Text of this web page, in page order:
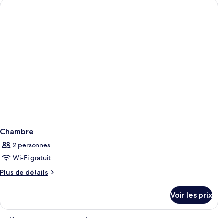
de
Chambre
2 personnes
Wi-Fi gratuit
Plus de détails
Plus
le
type
Voir les prix